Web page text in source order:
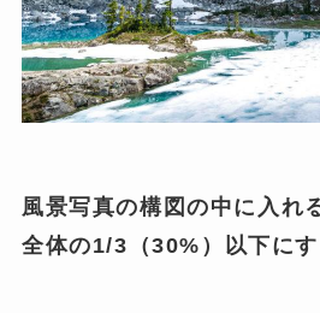
風景写真の構図の中に入れ
全体の1/3（30%）以下に